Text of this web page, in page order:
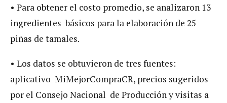
• Para obtener el costo promedio, se analizaron 13
ingredientes básicos para la elaboración de 25
piñas de tamales.
• Los datos se obtuvieron de tres fuentes:
aplicativo MiMejorCompraCR, precios sugeridos
por el Consejo Nacional de Producción y visitas a